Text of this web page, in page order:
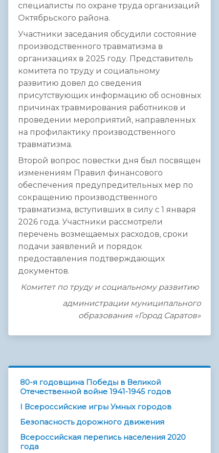
специалисты по охране труда организаций
Октябрьского района.
Участники заседания обсудили состояние
производственного травматизма в
организациях в 2025 году. Представитель
комитета по труду и социальному
развитию довел до сведения
присутствующих информацию об основных
причинах травмирования работников и
проведении мероприятий, направленных
на профилактику производственного
травматизма.
Второй вопрос повестки дня был посвящен
изменениям Правил финансового
обеспечения предупредительных мер по
сокращению производственного
травматизма, вступивших в силу с 1 января
2026 года. Участники рассмотрели
перечень возмещаемых расходов, сроки
подачи заявлений и порядок
предоставления подтверждающих
документов.
Комитет по труду и социальному развитию
администрации муниципального
образования «Город Саратов»
80-я годовщина Победы в Великой
Отечественной войне 1941-1945 годов
I Всероссийские игры Умных городов
Безопасность дорожного движения
Всероссийская перепись населения 2020
года